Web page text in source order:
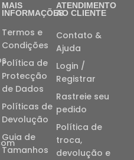
MAIS
INFORMAÇÕES
Termos e
Condições
Política de
Protecção
de Dados
Políticas de
Devolução
Guia de
Tamanhos
ATENDIMENTO
AO CLIENTE
Contato &
Ajuda
Login /
Registrar
Rastreie seu
pedido
Política de
troca,
devolução e